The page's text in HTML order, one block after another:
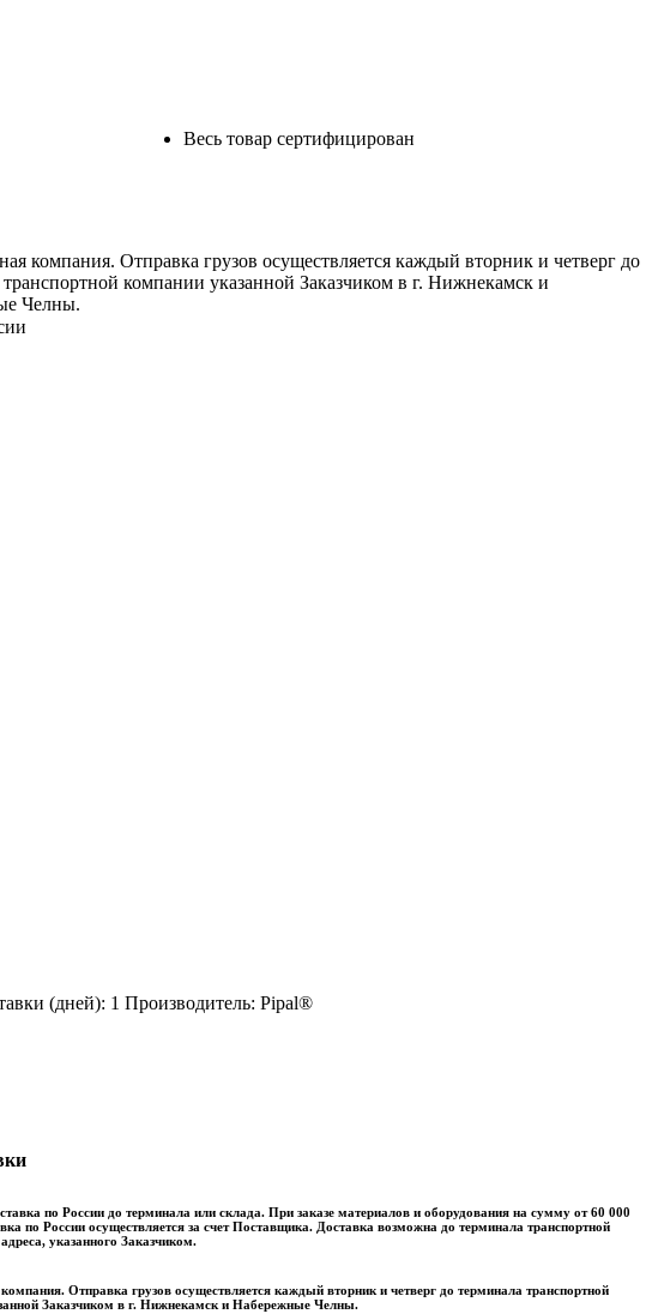
Весь товар сертифицирован
компания. Отправка грузов осуществляется каждый вторник и четверг до
компании указанной Заказчиком в г. Нижнекамск и
Челны.
(дней): 1 Производитель: Pipal®
по России до терминала или склада. При заказе материалов и оборудования на сумму от 60 000
по России осуществляется за счет Поставщика. Доставка возможна до терминала транспортной
указанного Заказчиком.
Отправка грузов осуществляется каждый вторник и четверг до терминала транспортной
Заказчиком в г. Нижнекамск и Набережные Челны.